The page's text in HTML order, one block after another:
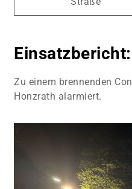
Einsatzbericht:
Zu einem brennenden
Honzrath alarmiert.